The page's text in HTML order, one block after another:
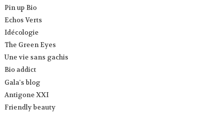
Pin up Bio
Echos Verts
Idécologie
The Green Eyes
Une vie sans gachis
Bio addict
Gala's blog
Antigone XXI
Friendly beauty